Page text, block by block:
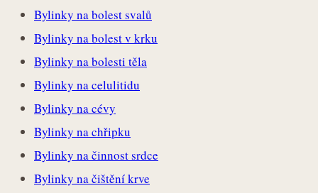
Bylinky na bolest svalů
Bylinky na bolest v krku
Bylinky na bolesti těla
Bylinky na celulitidu
Bylinky na cévy
Bylinky na chřipku
Bylinky na činnost srdce
Bylinky na čištění krve